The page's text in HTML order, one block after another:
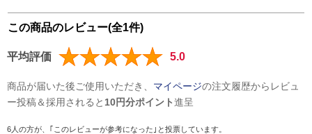
この商品のレビュー(全1件)
平均評価 5.0
商品が届いた後ご使用いただき、 マイページの注文履歴からレビュ
ー投稿＆採用されると 10円分ポイント進呈
6人の方が、｢このレビューが参考になった｣と投票しています。